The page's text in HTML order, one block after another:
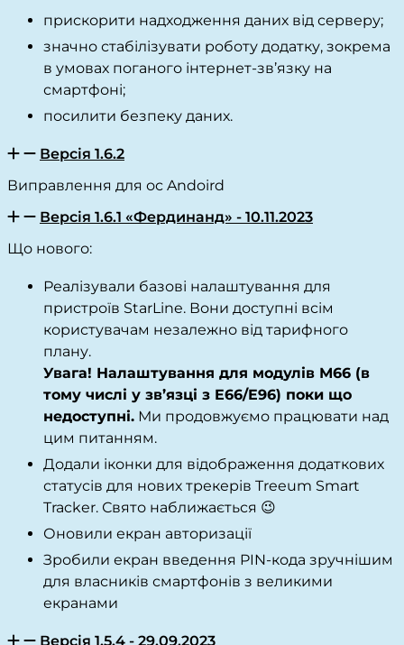
прискорити надходження даних від серверу;
значно стабілізувати роботу додатку, зокрема
в умовах поганого інтернет-зв’язку на
смартфоні;
посилити безпеку даних.
Версія 1.6.2
Виправлення для ос Andoird
Версія 1.6.1 «Фердинанд» - 10.11.2023
Що нового:
Реалізували базові налаштування для
пристроїв StarLine. Вони доступні всім
користувачам незалежно від тарифного
плану.
Увага! Налаштування для модулів М66 (в
тому числі у зв’язці з E66/E96) поки що
недоступні. Ми продовжуємо працювати над
цим питанням.
Додали іконки для відображення додаткових
статусів для нових трекерів Treeum Smart
Tracker. Свято наближається 😉
Оновили екран авторизації
Зробили екран введення PIN-кода зручнішим
для власників смартфонів з великими
екранами
Версія 1.5.4 - 29.09.2023